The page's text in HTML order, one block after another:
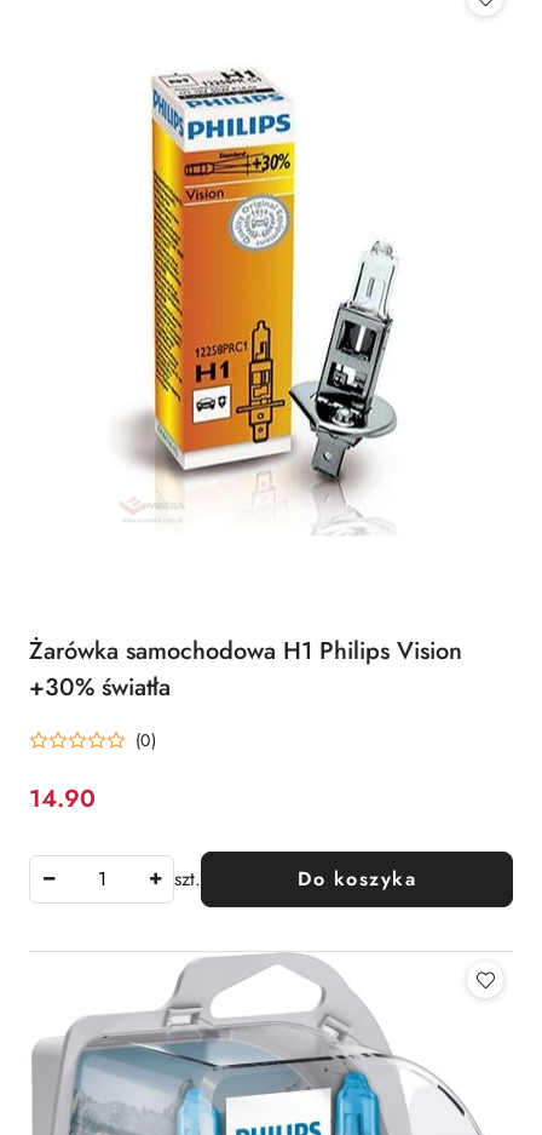
Żarówka samochodowa H1 Philips Vision
+30% światła
(0)
Cena:
14.90
szt. Do koszyka